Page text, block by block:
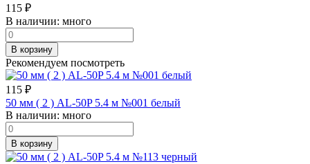
115 ₽
В наличии: много
В корзину
Рекомендуем посмотреть
115 ₽
50 мм ( 2 ) AL-50P 5.4 м №001 белый
В наличии: много
В корзину